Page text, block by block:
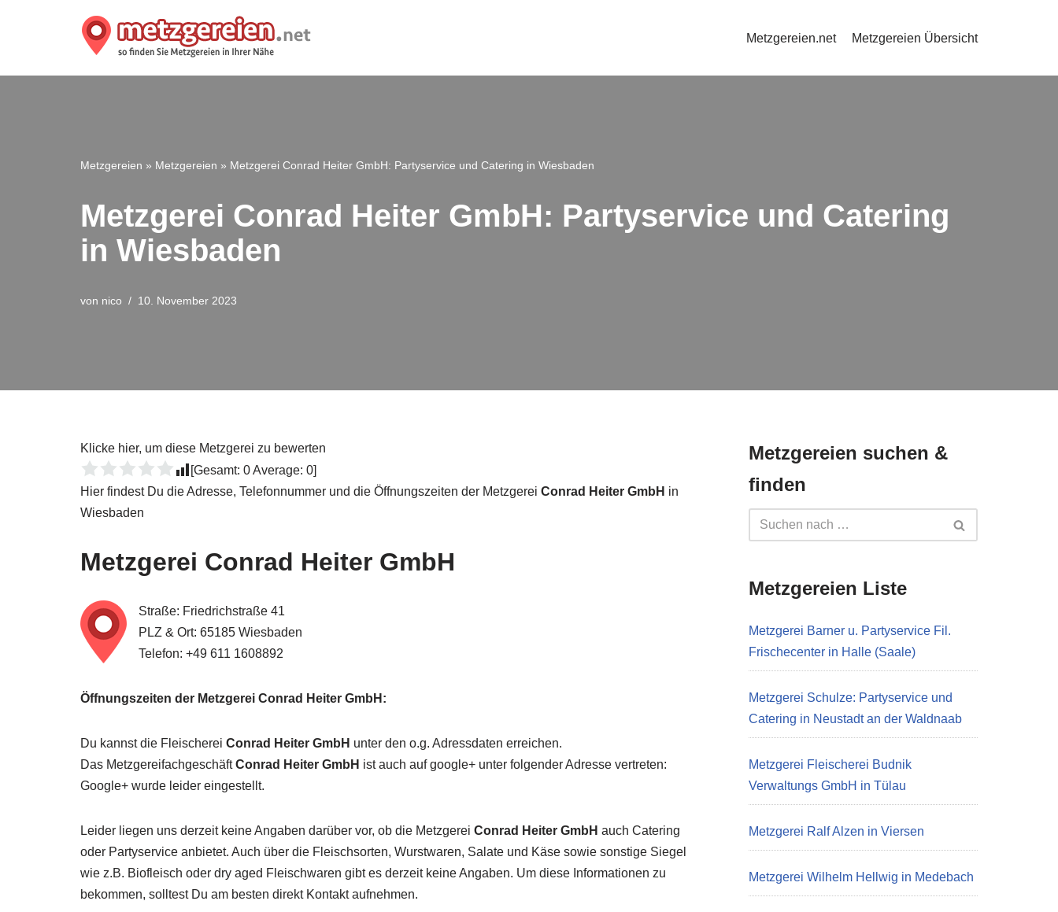
Metzgereien.net Metzgereien Übersicht
Metzgereien » Metzgereien » Metzgerei Conrad Heiter GmbH: Partyservice und Catering in Wiesbaden
Metzgerei Conrad Heiter GmbH: Partyservice und Catering
in Wiesbaden
von nico 10. November 2023
Klicke hier, um diese Metzgerei zu bewerten
[Gesamt: 0Average: 0]
Hier findest Du die Adresse, Telefonnummer und die Öffnungszeiten der Metzgerei Conrad Heiter GmbH in
Wiesbaden
Metzgerei Conrad Heiter GmbH
Straße: Friedrichstraße 41
PLZ & Ort: 65185 Wiesbaden
Telefon: +49 611 1608892
Öffnungszeiten der Metzgerei Conrad Heiter GmbH:
Du kannst die Fleischerei Conrad Heiter GmbH unter den o.g. Adressdaten erreichen.
Das MetzgereifachgeschäftConrad Heiter GmbH ist auch auf google+ unter folgender Adresse vertreten:
Google+ wurde leider eingestellt.
Leider liegen uns derzeit keine Angaben darüber vor, ob die Metzgerei Conrad Heiter GmbH auch Catering
oder Partyservice anbietet. Auch über die Fleischsorten, Wurstwaren, Salate und Käse sowie sonstige Siegel
wie z.B. Biofleisch oder dry aged Fleischwaren gibt es derzeit keine Angaben. Um diese Informationen zu
bekommen, solltest Du am besten direkt Kontakt aufnehmen.
Metzgereien suchen &
finden
Metzgereien Liste
Metzgerei Barner u. Partyservice Fil.
Frischecenter in Halle (Saale)
Metzgerei Schulze: Partyservice und
Catering in Neustadt an der Waldnaab
Metzgerei Fleischerei Budnik
Verwaltungs GmbH in Tülau
Metzgerei Ralf Alzen in Viersen
Metzgerei Wilhelm Hellwig in Medebach